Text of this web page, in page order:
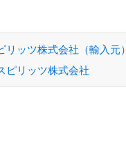
リッツ株式会社（輸入元）
ピリッツ株式会社